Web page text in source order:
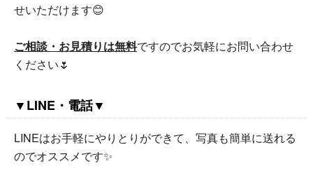
せいただけます😊
ご相談・お見積りは無料ですのでお気軽にお問い合わせ
ください🌷
▼LINE・電話▼
LINEはお手軽にやりとりができて、写真も簡単に送れる
のでオススメです✨